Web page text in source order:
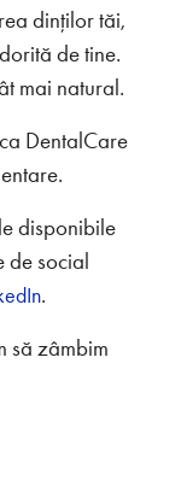
dinților tăi,
de tine.
mai natural.
DentalCare
disponibile
de social
.
să zâmbim